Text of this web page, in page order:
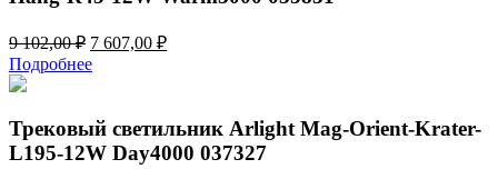
9 102,00₽ Первоначальная
цена
составляла
102,00 ₽.
7 607,00 ₽Текущая
Подробнее
Трековый светильник Arlight Mag-Orient-Krater-
L195-12W Day4000 037327